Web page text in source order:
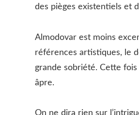
des pièges existentiels et
Almodovar est moins
références artistiques, le
grande sobriété. Cette
âpre.
On ne dira rien sur